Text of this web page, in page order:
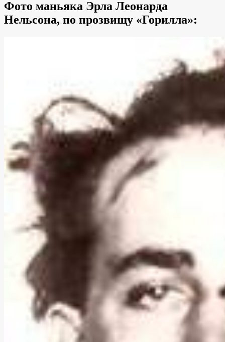
Фото маньяка Эрла Леонарда
Нельсона, по прозвищу «Горилла»: